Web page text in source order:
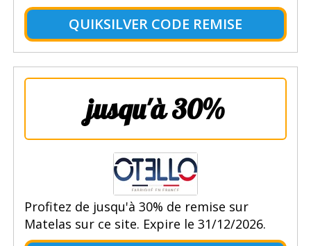
QUIKSILVER CODE REMISE
jusqu'à 30%
Profitez de jusqu'à 30% de remise sur
Matelas sur ce site. Expire le 31/12/2026.